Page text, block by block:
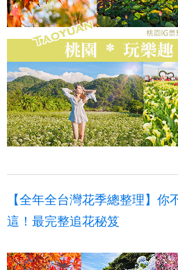
【全年全台灣花季總整理】
這！最完整追花秘笈